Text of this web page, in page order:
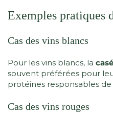
Exemples pratiques
Cas des vins blancs
Pour les vins blancs, la
souvent préférées pour
protéines responsables
Cas des vins rouges